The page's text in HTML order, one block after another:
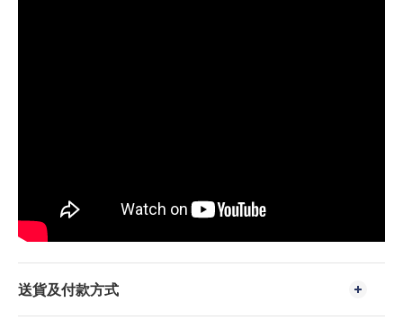
送貨及付款方式